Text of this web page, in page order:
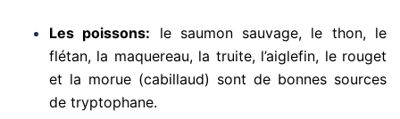
Les poissons: le saumon sauvage, le thon, le
flétan, la maquereau, la truite, l’aiglefin, le rouget
et la morue (cabillaud) sont de bonnes sources
de tryptophane.